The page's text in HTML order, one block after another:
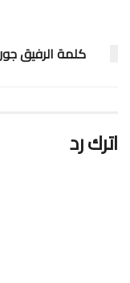
كلمة الرفيق
اترك رد